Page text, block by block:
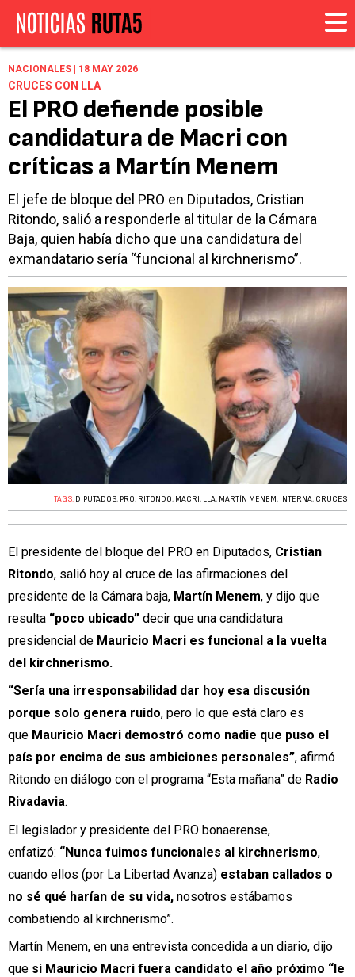
NACIONALES | 18 MAY 2026
CRUCES CON LLA
El PRO defiende posible
candidatura de Macri con
críticas a Martín Menem
El jefe de bloque del PRO en Diputados, Cristian
Ritondo, salió a responderle al titular de la Cámara
Baja, quien había dicho que una candidatura del
exmandatario sería “funcional al kirchnerismo”.
TAGS: DIPUTADOS, PRO, RITONDO, MACRI , LLA, MARTÍN MENEM, INTERNA, CRUCES
El presidente del bloque del PRO en Diputados, Cristian
Ritondo, salió hoy al cruce de las afirmaciones del
presidente de la Cámara baja, Martín Menem, y dijo que
resulta “poco ubicado” decir que una candidatura
presidencial de Mauricio Macri es funcional a la vuelta
del kirchnerismo.
“Sería una irresponsabilidad dar hoy esa discusión
porque solo genera ruido, pero lo que está claro es
que Mauricio Macri demostró como nadie que puso el
país por encima de sus ambiciones personales”, afirmó
Ritondo en diálogo con el programa “Esta mañana” de Radio
Rivadavia.
El legislador y presidente del PRO bonaerense,
enfatizó: “Nunca fuimos funcionales al kirchnerismo,
cuando ellos (por La Libertad Avanza) estaban callados o
no sé qué harían de su vida, nosotros estábamos
combatiendo al kirchnerismo”.
Martín Menem, en una entrevista concedida a un diario, dijo
que si Mauricio Macri fuera candidato el año próximo “le